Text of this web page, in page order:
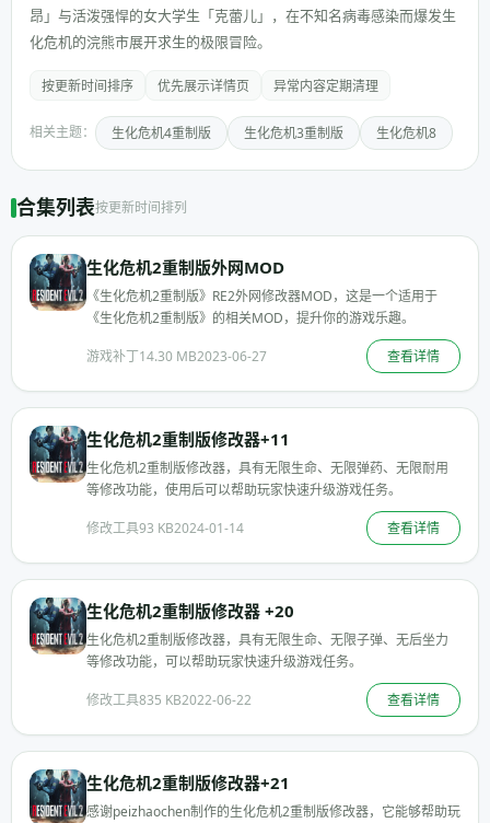
昂」与活泼强悍的女大学生「克蕾儿」，在不知名病毒感染而爆发生
化危机的浣熊市展开求生的极限冒险。
按更新时间排序 优先展示详情页 异常内容定期清理
相关主题： 生化危机4重制版 生化危机3重制版 生化危机8
合集列表按更新时间排列
生化危机2重制版外网MOD
《生化危机2重制版》RE2外网修改器MOD，这是一个适用于
《生化危机2重制版》的相关MOD，提升你的游戏乐趣。
游戏补丁14.30 MB2023-06-27 查看详情
生化危机2重制版修改器+11
生化危机2重制版修改器，具有无限生命、无限弹药、无限耐用
等修改功能，使用后可以帮助玩家快速升级游戏任务。
修改工具93 KB2024-01-14 查看详情
生化危机2重制版修改器 +20
生化危机2重制版修改器，具有无限生命、无限子弹、无后坐力
等修改功能，可以帮助玩家快速升级游戏任务。
修改工具835 KB2022-06-22 查看详情
生化危机2重制版修改器+21
感谢peizhaochen制作的生化危机2重制版修改器，它能够帮助玩